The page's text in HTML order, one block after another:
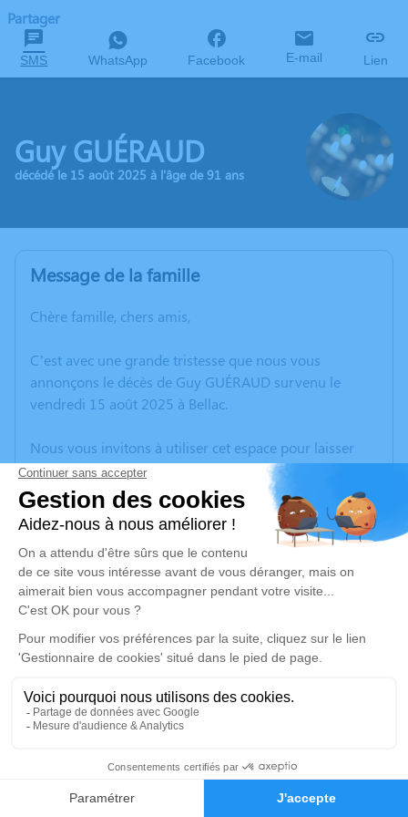
Faire-part Hommages
Partager
SMS WhatsApp Facebook E-mail Lien
Guy GUÉRAUD
décédé le 15 août 2025 à l'âge de 91 ans
Message de la famille
Chère famille, chers amis,
C’est avec une grande tristesse que nous vous
annonçons le décès de Guy GUÉRAUD survenu le
vendredi 15 août 2025 à Bellac.
Nous vous invitons à utiliser cet espace pour laisser
vos condoléances, partager des photos souvenirs, une
anecdote ou exprimer vos pensées à travers des
poèmes ou des textes. Cet endroit est un lieu
d'expression dédié à honorer la mémoire de Guy
GUÉRAUD.
Un service de plantation d’arbre hommage est
disponible ici.
Je rends hommage
Cérémonie religieuse
Église de Bellac
17 rue Ledru Rollin